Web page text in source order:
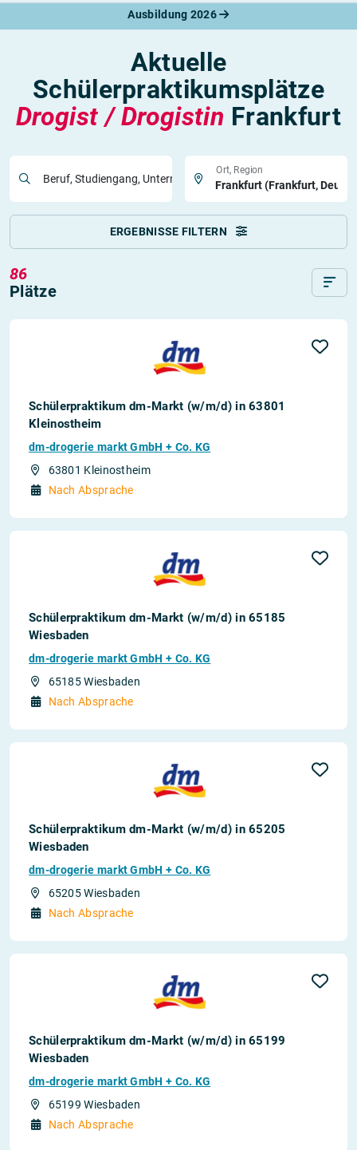
Ausbildung 2026
Aktuelle
Schülerpraktikumsplätze
Drogist / Drogistin Frankfurt
Beruf, Studiengang, Unternehmen
Ort, Region
ERGEBNISSE FILTERN
86
Plätze
Schülerpraktikum dm-Markt (w/m/d) in 63801
Kleinostheim
dm-drogerie markt GmbH + Co. KG
63801 Kleinostheim
Nach Absprache
Schülerpraktikum dm-Markt (w/m/d) in 65185
Wiesbaden
dm-drogerie markt GmbH + Co. KG
65185 Wiesbaden
Nach Absprache
Schülerpraktikum dm-Markt (w/m/d) in 65205
Wiesbaden
dm-drogerie markt GmbH + Co. KG
65205 Wiesbaden
Nach Absprache
Schülerpraktikum dm-Markt (w/m/d) in 65199
Wiesbaden
dm-drogerie markt GmbH + Co. KG
65199 Wiesbaden
Nach Absprache